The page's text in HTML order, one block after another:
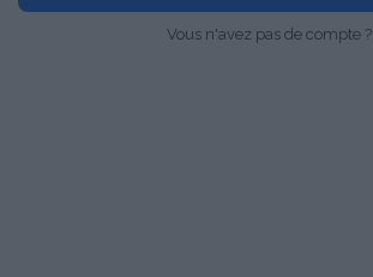
Vous n'avez pas de compte ?